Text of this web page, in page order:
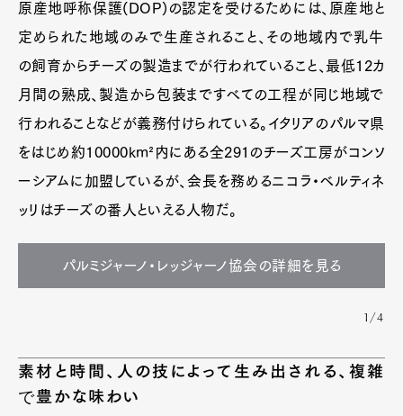
原産地呼称保護(DOP)の認定を受けるためには、原産地と
定められた地域のみで生産されること、その地域内で乳牛
の飼育からチーズの製造までが行われていること、最低12カ
月間の熟成、製造から包装まですべての工程が同じ地域で
行われることなどが義務付けられている。イタリアのパルマ県
をはじめ約10000km²内にある全291のチーズ工房がコンソ
ーシアムに加盟しているが、会長を務めるニコラ・ベルティネ
ッリはチーズの番人といえる人物だ。
パルミジャーノ・レッジャーノ協会の詳細を見る
1/4
素材と時間、人の技によって生み出される、複雑
で豊かな味わい